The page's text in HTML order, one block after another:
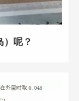
呢？